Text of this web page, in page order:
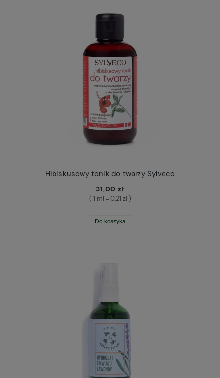
Hibiskusowy tonik do twarzy Sylveco
31,00 zł
( 1 ml = 0,21 zł )
Do koszyka